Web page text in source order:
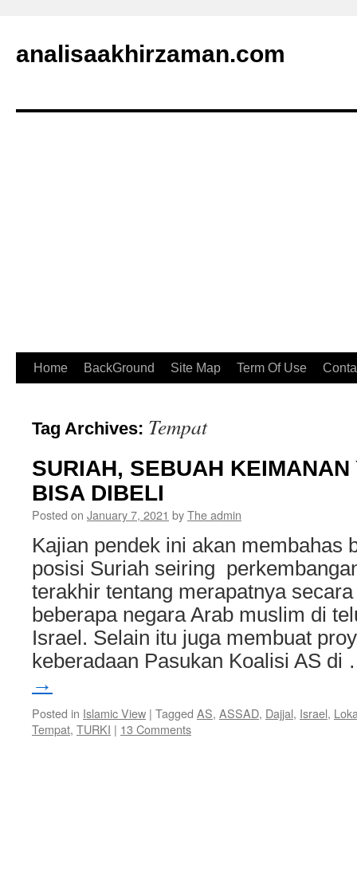
analisaakhirzaman.com
Home BackGround Site Map Term Of Use
Tag Archives: Tempat
SURIAH, SEBUAH KEIMANAN
BISA DIBELI
Posted on January 7, 2021 byThe admin
Kajian pendek ini akan membahas
posisi Suriah seiring
terakhir tentang merapatnya
beberapa negara Arab muslim di
Israel. Selain itu juga membuat
keberadaan Pasukan Koalisi AS
→
Posted in Islamic View | Tagged AS, ASSAD, Dajjal, Israel,
Tempat, TURKI | 13 Comments